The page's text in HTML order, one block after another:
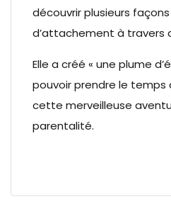
découvrir plusieurs
d’attachement à travers
Elle a créé « une plume
pouvoir prendre le temps
cette merveilleuse
parentalité.